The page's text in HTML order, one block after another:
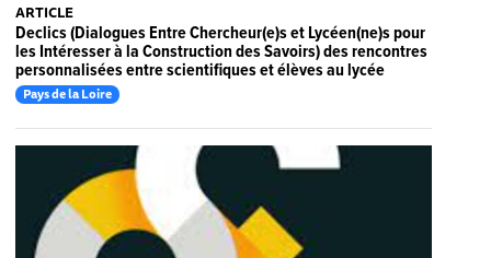
ARTICLE
Declics (Dialogues Entre Chercheur(e)s et Lycéen(ne)s pour
les Intéresser à la Construction des Savoirs) des rencontres
personnalisées entre scientifiques et élèves au lycée
Pays de la Loire